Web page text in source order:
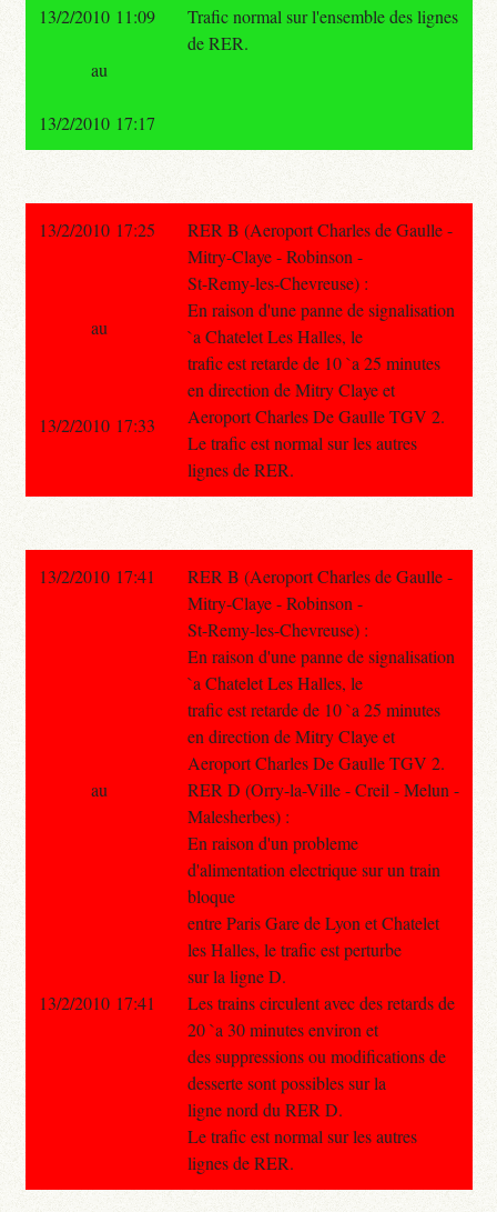
13/2/2010 11:09
Trafic normal sur l'ensemble des lignes
de RER.
au
13/2/2010 17:17
13/2/2010 17:25
RER B (Aeroport Charles de Gaulle -
Mitry-Claye - Robinson -
St-Remy-les-Chevreuse) :
En raison d'une panne de signalisation
`a Chatelet Les Halles, le
trafic est retarde de 10 `a 25 minutes
en direction de Mitry Claye et
Aeroport Charles De Gaulle TGV 2.
Le trafic est normal sur les autres
lignes de RER.
au
13/2/2010 17:33
13/2/2010 17:41
RER B (Aeroport Charles de Gaulle -
Mitry-Claye - Robinson -
St-Remy-les-Chevreuse) :
En raison d'une panne de signalisation
`a Chatelet Les Halles, le
trafic est retarde de 10 `a 25 minutes
en direction de Mitry Claye et
Aeroport Charles De Gaulle TGV 2.
RER D (Orry-la-Ville - Creil - Melun -
Malesherbes) :
En raison d'un probleme
d'alimentation electrique sur un train
bloque
entre Paris Gare de Lyon et Chatelet
les Halles, le trafic est perturbe
sur la ligne D.
Les trains circulent avec des retards de
20 `a 30 minutes environ et
des suppressions ou modifications de
desserte sont possibles sur la
ligne nord du RER D.
Le trafic est normal sur les autres
lignes de RER.
au
13/2/2010 17:41